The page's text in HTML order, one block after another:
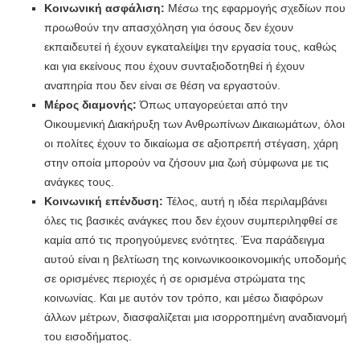
Κοινωνική ασφάλιση: Μέσω της εφαρμογής σχεδίων που
προωθούν την απασχόληση για όσους δεν έχουν
εκπαιδευτεί ή έχουν εγκαταλείψει την εργασία τους, καθώς
και για εκείνους που έχουν συνταξιοδοτηθεί ή έχουν
αναπηρία που δεν είναι σε θέση να εργαστούν.
Μέρος διαμονής: Όπως υπαγορεύεται από την
Οικουμενική Διακήρυξη των Ανθρωπίνων Δικαιωμάτων, όλοι
οι πολίτες έχουν το δικαίωμα σε αξιοπρεπή στέγαση, χάρη
στην οποία μπορούν να ζήσουν μια ζωή σύμφωνα με τις
ανάγκες τους.
Κοινωνική επένδυση: Τέλος, αυτή η ιδέα περιλαμβάνει
όλες τις βασικές ανάγκες που δεν έχουν συμπεριληφθεί σε
καμία από τις προηγούμενες ενότητες. Ένα παράδειγμα
αυτού είναι η βελτίωση της κοινωνικοοικονομικής υποδομής
σε ορισμένες περιοχές ή σε ορισμένα στρώματα της
κοινωνίας. Και με αυτόν τον τρόπο, και μέσω διαφόρων
άλλων μέτρων, διασφαλίζεται μια ισορροπημένη αναδιανομή
του εισοδήματος.